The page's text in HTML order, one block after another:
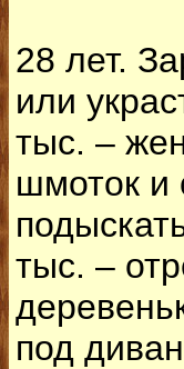
28 лет.
или
тыс. –
шмоток и
тыс. –
под